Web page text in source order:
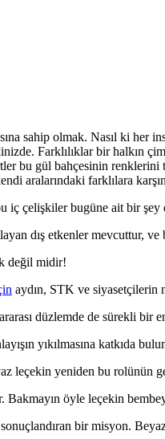
sahip olmak. Nasıl ki her
Farklılıklar bir halkın
bu gül bahçesinin renklerini
aralarındaki farklılara
çelişkiler bugüne ait bir
dış etkenler mevcuttur,
değil midir!
aydın, STK ve siyasetçilerin
düzlemde de sürekli bir
yıkılmasına katkıda
yeniden bu rolünün
Bakmayın öyle leçekin
bir misyon.